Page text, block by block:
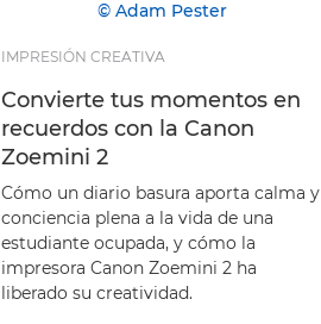
IMPRESIÓN CREATIVA
Convierte tus momentos en
recuerdos con la Canon
Zoemini 2
Cómo un diario basura aporta calma y
conciencia plena a la vida de una
estudiante ocupada, y cómo la
impresora Canon Zoemini 2 ha
liberado su creatividad.